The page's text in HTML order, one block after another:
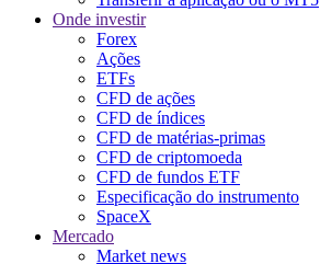
Onde investir
Forex
Ações
ETFs
CFD de ações
CFD de índices
CFD de matérias-primas
CFD de criptomoeda
CFD de fundos ETF
Especificação do instrumento
SpaceX
Mercado
Market news